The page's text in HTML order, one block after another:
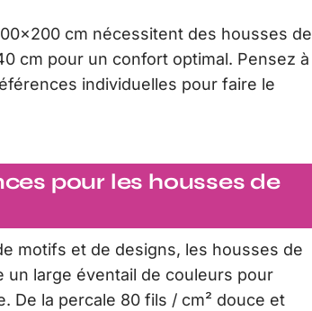
cm nécessitent des housses de
cm pour un confort optimal. Pensez à
individuelles pour faire le
pour les housses de
motifs et de designs, les housses de
large éventail de couleurs pour
De la percale 80 fils / cm² douce et